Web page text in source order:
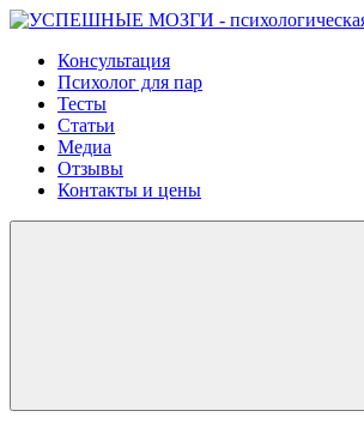
Консультация
Психолог для пар
Тесты
Статьи
Медиа
Отзывы
Контакты и цены